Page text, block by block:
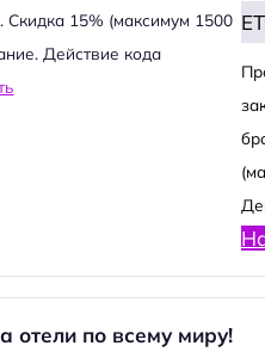
Скидка 15% (максимум 1500
Действие кода
отели по всему миру!